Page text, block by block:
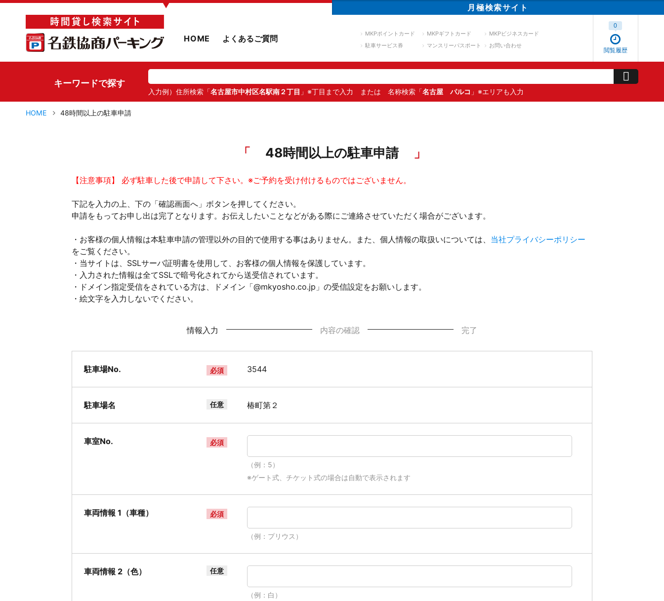
▼ 月極検索サイト
HOME よくあるご質問 MKPポイントカード MKPギフトカード
MKPビジネスカード
駐車サービス券
マンスリーパスポート お問い合わせ
閲覧履歴
0
キーワードで探す
入力例）住所検索「名古屋市中村区名駅南２丁目 」※丁目まで入力 または 名称検索「名古屋 パルコ 」※エリアも入力
HOME 48時間以上の駐車申請
48時間以上の駐車申請
【注意事項】 必ず駐車した後で申請して下さい。※ご予約を受け付けるものではございません。
下記を入力の上、下の「確認画面へ」ボタンを押してください。
申請をもってお申し出は完了となります。お伝えしたいことなどがある際にご連絡させていただく場合がございます。
・お客様の個人情報は本駐車申請の管理以外の目的で使用する事はありません。また、個人情報の取扱いについては、 当社プライバシーポリシー
をご覧ください。
・当サイトは、SSLサーバ証明書を使用して、お客様の個人情報を保護しています。
・入力された情報は全てSSLで暗号化されてから送受信されています。
・ドメイン指定受信をされている方は、ドメイン「@mkyosho.co.jp」の受信設定をお願いします。
・絵文字を入力しないでください。
情報入力 内容の確認 完了
駐車場No. 必須 3544
駐車場名 任意 椿町第２
車室No. 必須
（例：5）
※ゲート式、チケット式の場合は自動で表示されます
車両情報 1（車種） 必須
（例：プリウス）
車両情報 2（色） 任意
（例：白）